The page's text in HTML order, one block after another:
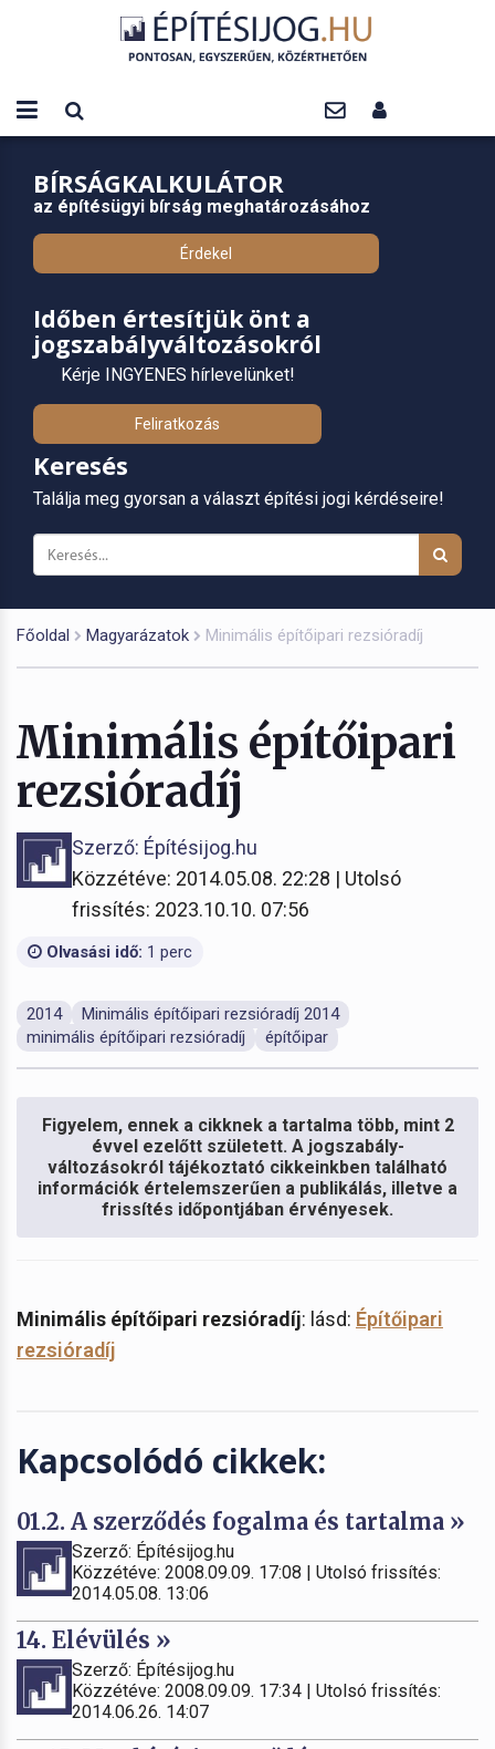
BÍRSÁGKALKULÁTOR
az építésügyi bírság meghatározásához
Érdekel
Időben értesítjük önt a
jogszabályváltozásokról
Kérje INGYENES hírlevelünket!
Feliratkozás
Keresés
Találja meg gyorsan a választ építési jogi kérdéseire!
Főoldal Magyarázatok Minimális építőipari rezsióradíj
Minimális építőipari
rezsióradíj
Szerző: Építésijog.hu
Közzétéve: 2014.05.08. 22:28 | Utolsó
frissítés: 2023.10.10. 07:56
Olvasási idő: 1 perc
2014
Minimális építőipari rezsióradíj 2014
minimális építőipari rezsióradíj
építőipar
Figyelem, ennek a cikknek a tartalma több, mint 2
évvel ezelőtt született. A jogszabály-
változásokról tájékoztató cikkeinkben található
információk értelemszerűen a publikálás, illetve a
frissítés időpontjában érvényesek.
Minimális építőipari rezsióradíj: lásd: Építőipari
rezsióradíj
Kapcsolódó cikkek:
01.2. A szerződés fogalma és tartalma »
Szerző: Építésijog.hu
Közzétéve: 2008.09.09. 17:08 | Utolsó frissítés:
2014.05.08. 13:06
14. Elévülés »
Szerző: Építésijog.hu
Közzétéve: 2008.09.09. 17:34 | Utolsó frissítés:
2014.06.26. 14:07